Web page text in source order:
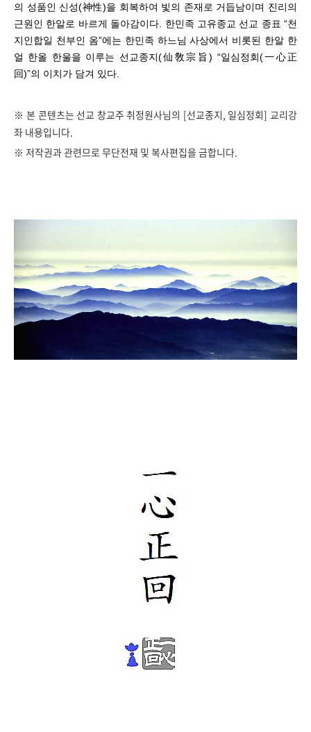
의 성품인 신성(神性)을 회복하여 빛의 존재로 거듭남이며 진리의
근원인 한알로 바르게 돌아감이다. 한민족 고유종교 선교 종표 “천
지인합일 천부인 옴”에는 한민족 하느님 사상에서 비롯된 한알 한
얼 한올 한울을 이루는 선교종지(仙敎宗旨) “일심정회(一心正
回)”의 이치가 담겨 있다.
※ 본 콘텐츠는 선교 창교주 취정원사님의 [선교종지, 일심정회] 교리강
좌 내용입니다.
※ 저작권과 관련므로 무단전재 및 복사편집을 금합니다.